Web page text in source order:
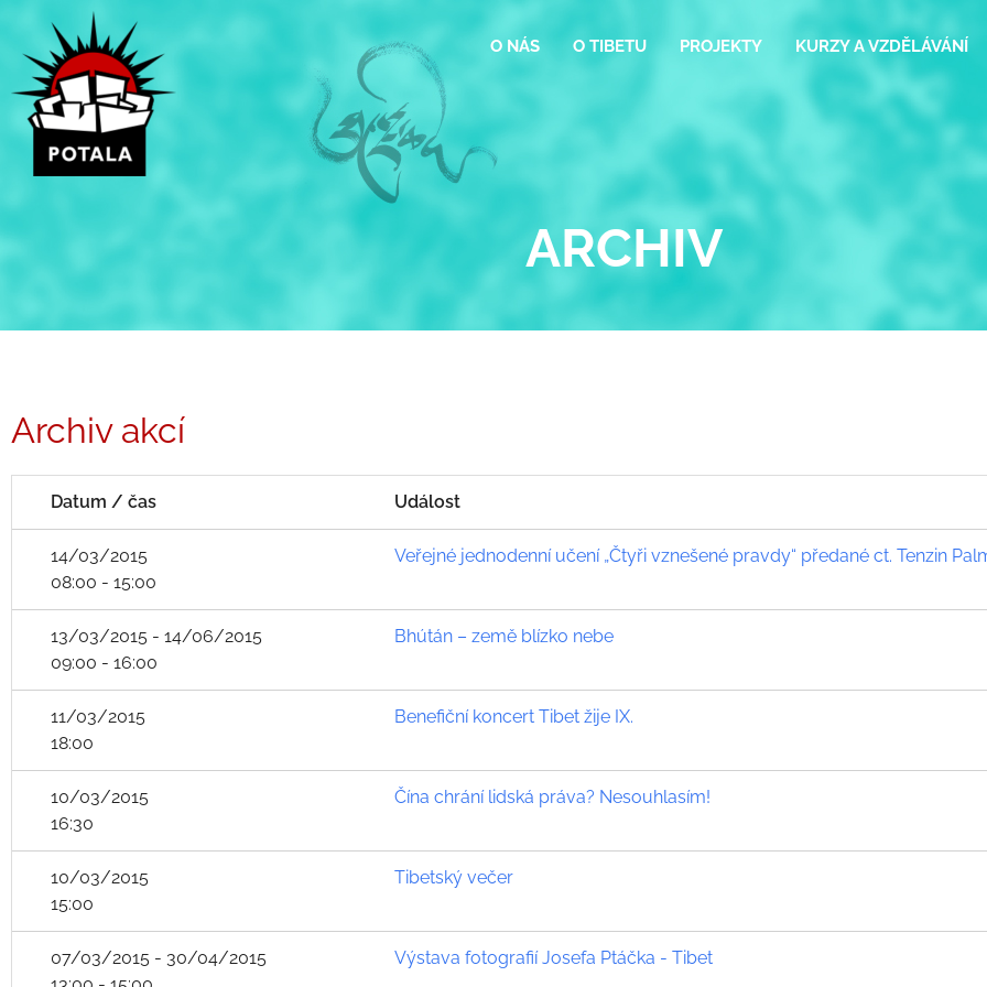
obsah
O NÁS O TIBETU PROJEKTY KURZY A VZDĚLÁVÁNÍ
ARCHIV
Archiv akcí
Datum / čas Událost
14/03/2015
08:00 - 15:00
Veřejné jednodenní učení „Čtyři vznešené pravdy“ předané ct. Tenzin
13/03/2015 - 14/06/2015
09:00 - 16:00
Bhútán – země blízko nebe
11/03/2015
18:00
Benefiční koncert Tibet žije IX.
10/03/2015
16:30
Čína chrání lidská práva? Nesouhlasím!
10/03/2015
15:00
Tibetský večer
07/03/2015 - 30/04/2015
Výstava fotografií Josefa Ptáčka - Tibet